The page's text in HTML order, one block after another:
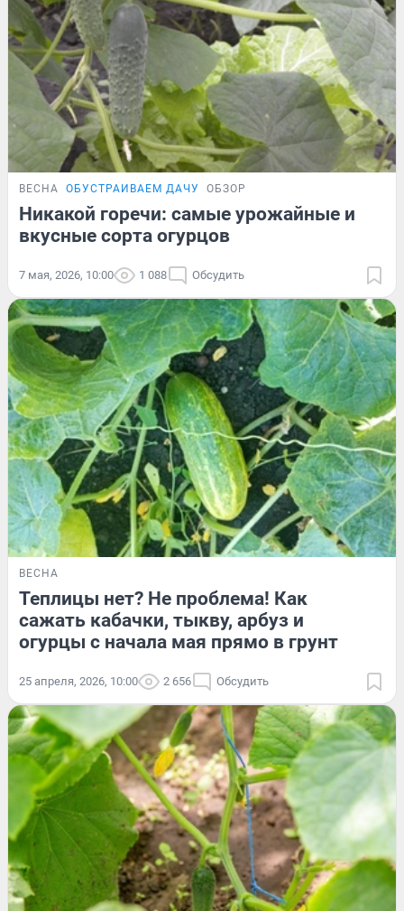
ВЕСНА ОБУСТРАИВАЕМ ДАЧУ ОБЗОР
Никакой горечи: самые урожайные и
вкусные сорта огурцов
7 мая, 2026, 10:00 1 088 Обсудить
ВЕСНА
Теплицы нет? Не проблема! Как
сажать кабачки, тыкву, арбуз и
огурцы с начала мая прямо в грунт
25 апреля, 2026, 10:00 2 656 Обсудить